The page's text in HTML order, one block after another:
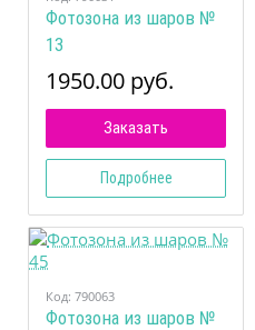
Фотозона из шаров №
13
1950.00 руб.
Заказать
Подробнее
Код: 790063
Фотозона из шаров №